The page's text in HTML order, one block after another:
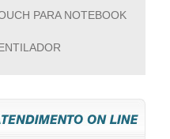
PARA NOTEBOOK